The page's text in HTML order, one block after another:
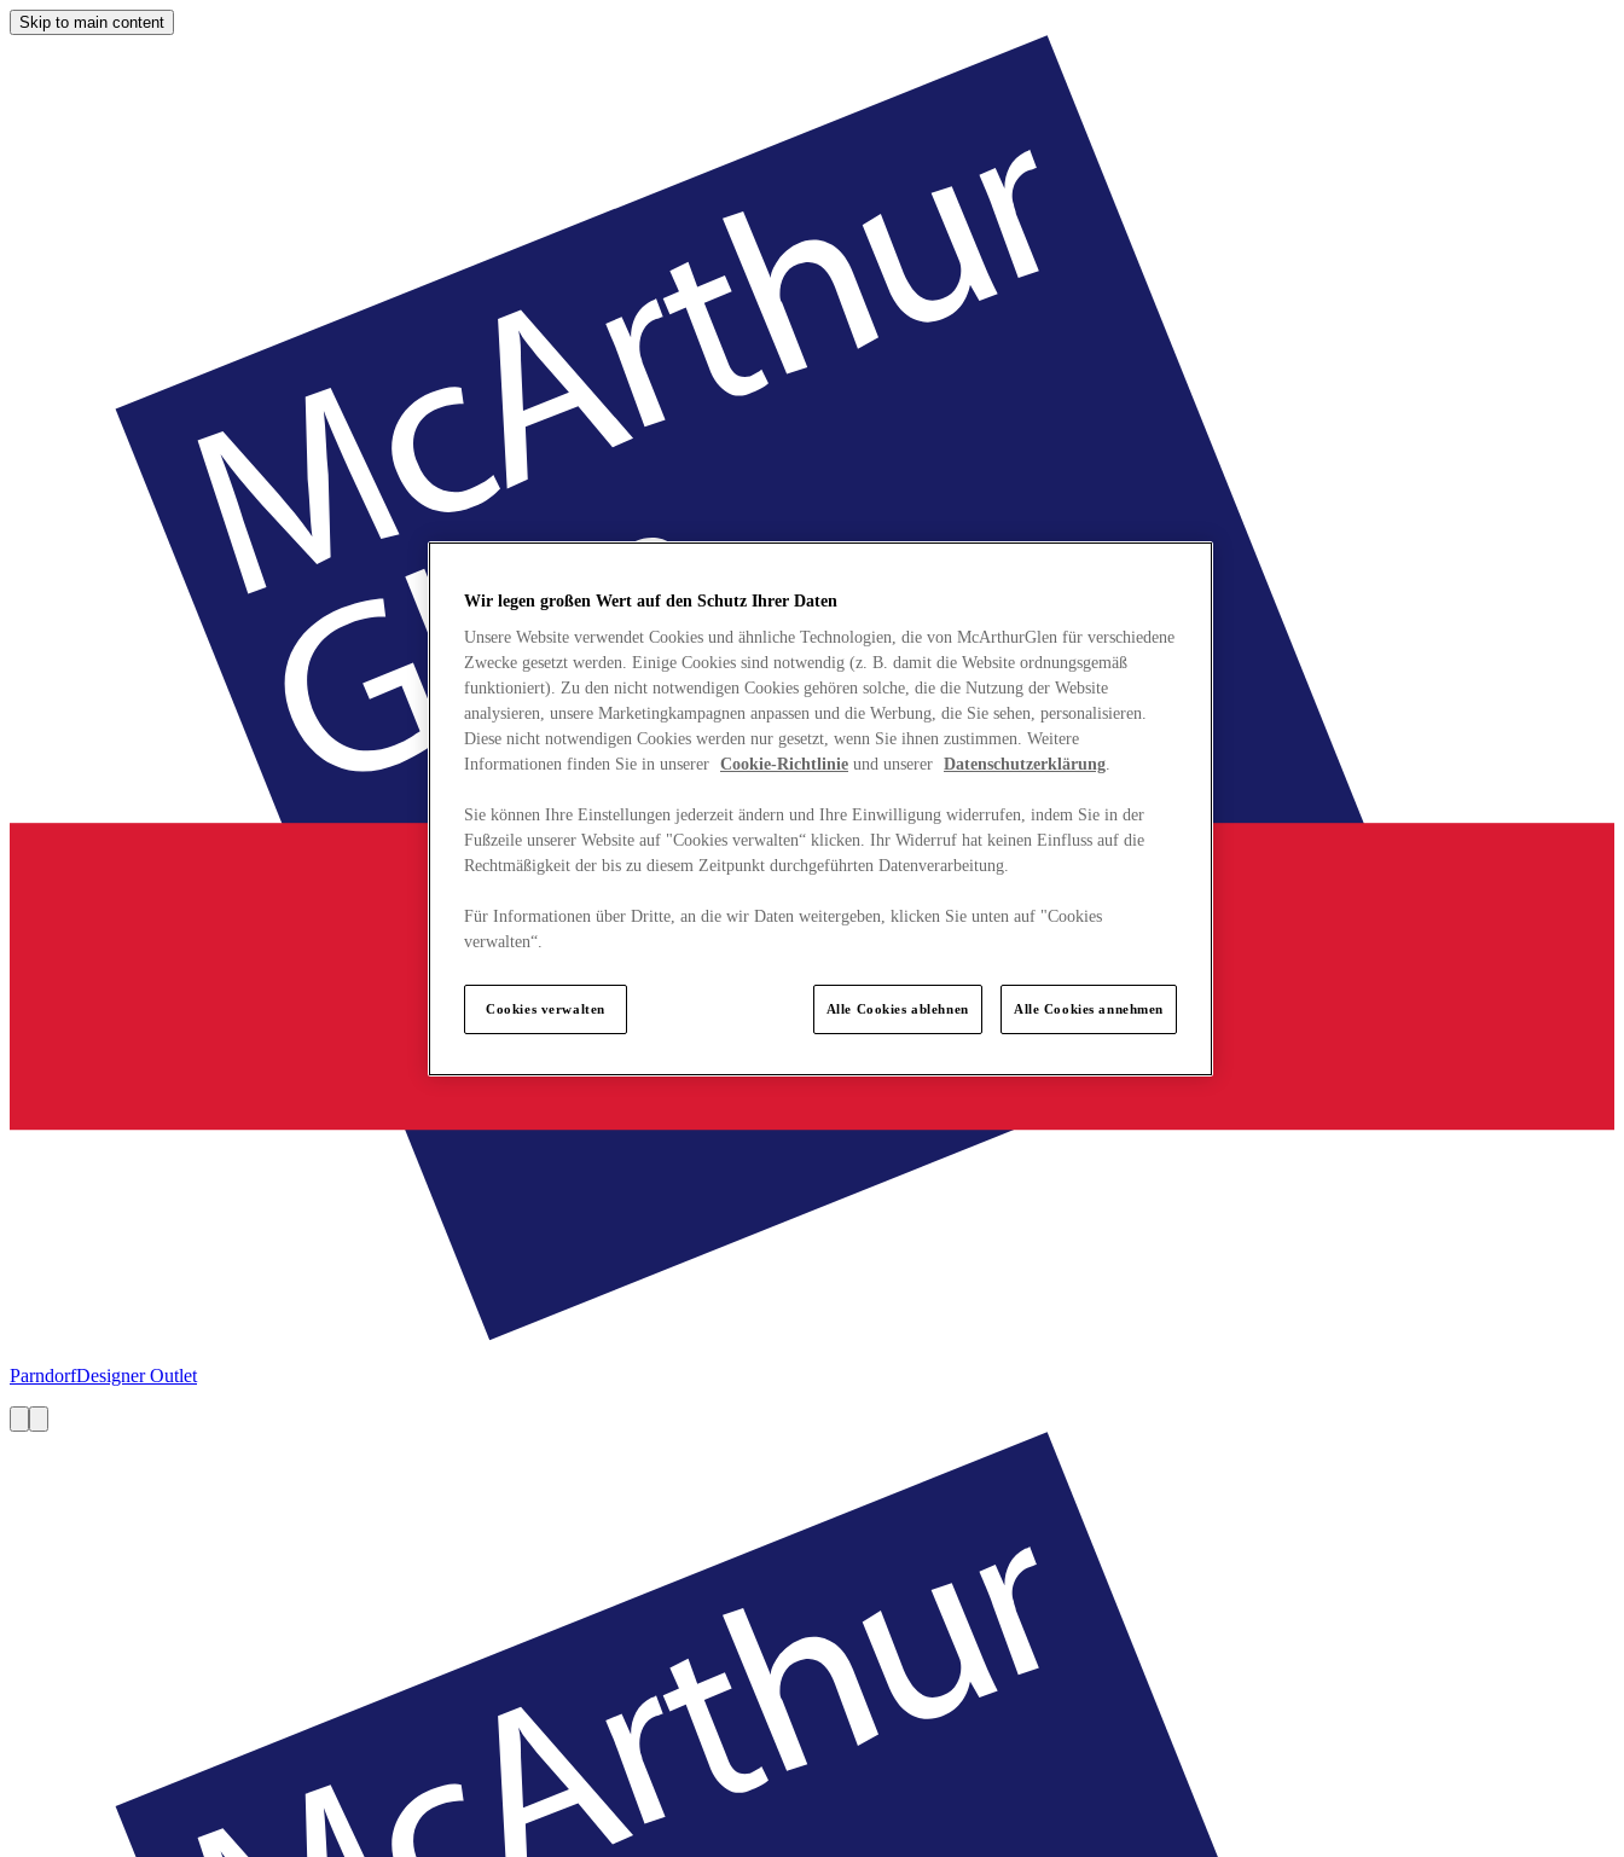
Skip to main content
ParndorfDesigner Outlet
Wir legen großen Wert auf den Schutz Ihrer Daten
Unsere Website verwendet Cookies und ähnliche Technologien, die von McArthurGlen für verschiedene
Zwecke gesetzt werden. Einige Cookies sind notwendig (z. B. damit die Website ordnungsgemäß
funktioniert). Zu den nicht notwendigen Cookies gehören solche, die die Nutzung der Website
analysieren, unsere Marketingkampagnen anpassen und die Werbung, die Sie sehen, personalisieren.
Diese nicht notwendigen Cookies werden nur gesetzt, wenn Sie ihnen zustimmen. Weitere
Informationen finden Sie in unserer Cookie-Richtlinie und unserer Datenschutzerklärung.
Sie können Ihre Einstellungen jederzeit ändern und Ihre Einwilligung widerrufen, indem Sie in der
Fußzeile unserer Website auf "Cookies verwalten“ klicken. Ihr Widerruf hat keinen Einfluss auf die
Rechtmäßigkeit der bis zu diesem Zeitpunkt durchgeführten Datenverarbeitung.
Für Informationen über Dritte, an die wir Daten weitergeben, klicken Sie unten auf "Cookies
verwalten“.
Cookies verwalten Alle Cookies ablehnen Alle Cookies annehmen